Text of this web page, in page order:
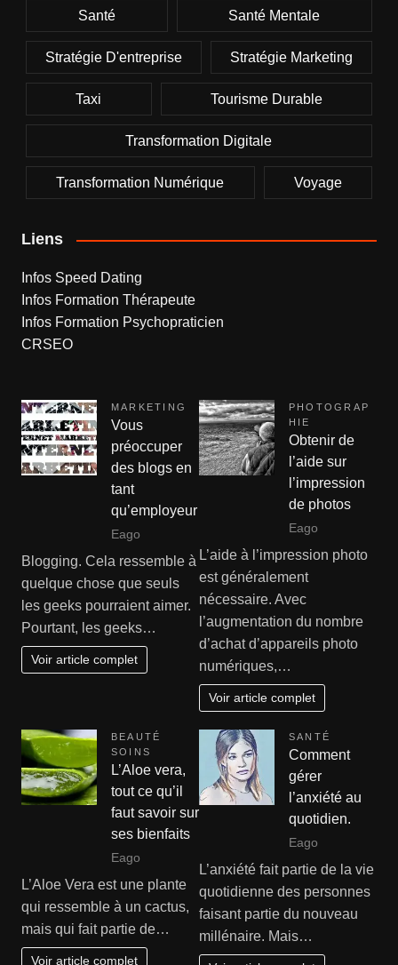
Santé Santé Mentale
Stratégie D'entreprise Stratégie Marketing
Taxi Tourisme Durable
Transformation Digitale
Transformation Numérique Voyage
Liens
Infos Speed Dating
Infos Formation Thérapeute
Infos Formation Psychopraticien
CRSEO
MARKETING
Vous
préoccuper
des blogs en
tant
qu’employeur
Eago
Blogging. Cela ressemble à
quelque chose que seuls
les geeks pourraient aimer.
Pourtant, les geeks…
Voir article complet
PHOTOGRAP
HIE
Obtenir de
l’aide sur
l’impression
de photos
Eago
L’aide à l’impression photo
est généralement
nécessaire. Avec
l’augmentation du nombre
d’achat d’appareils photo
numériques,…
Voir article complet
BEAUTÉ
SOINS
L’Aloe vera,
tout ce qu’il
faut savoir sur
ses bienfaits
Eago
L’Aloe Vera est une plante
qui ressemble à un cactus,
mais qui fait partie de…
Voir article complet
SANTÉ
Comment
gérer
l’anxiété au
quotidien.
Eago
L’anxiété fait partie de la vie
quotidienne des personnes
faisant partie du nouveau
millénaire. Mais…